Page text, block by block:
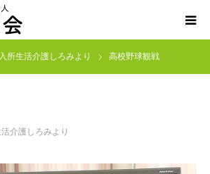
所生活介護しろみより 高校野球観戦
介護しろみより